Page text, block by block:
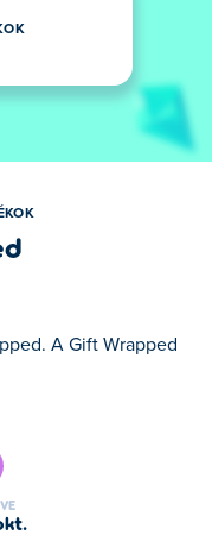
A Gift Wrapped